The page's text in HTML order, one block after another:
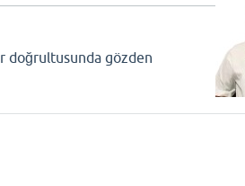
doğrultusunda gözden